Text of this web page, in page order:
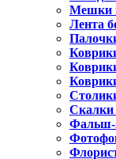
Мешки
Лента
Скалки
Фальш-